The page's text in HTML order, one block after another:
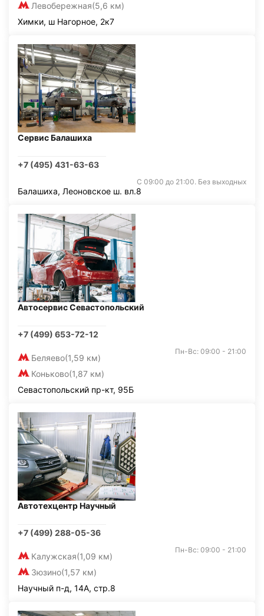
Левобережная(5,6 км)
Химки, ш Нагорное, 2к7
Сервис Балашиха
+7 (495) 431-63-63
С 09:00 до 21:00. Без выходных
Балашиха, Леоновское ш. вл.8
Автосервис Севастопольский
+7 (499) 653-72-12
Беляево(1,59 км)
Коньково(1,87 км)
Пн-Вс: 09:00 - 21:00
Севастопольский пр-кт, 95Б
Автотехцентр Научный
+7 (499) 288-05-36
Калужская(1,09 км)
Зюзино(1,57 км)
Пн-Вс: 09:00 - 21:00
Научный п-д, 14А, стр.8